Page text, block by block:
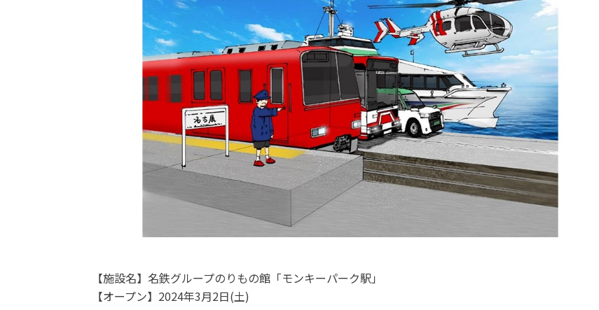
【施設名】名鉄グループのりもの館「モンキーパーク駅」
【オープン】2024年3月2日(土)